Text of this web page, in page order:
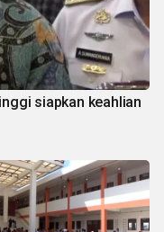
siapkan keahlian